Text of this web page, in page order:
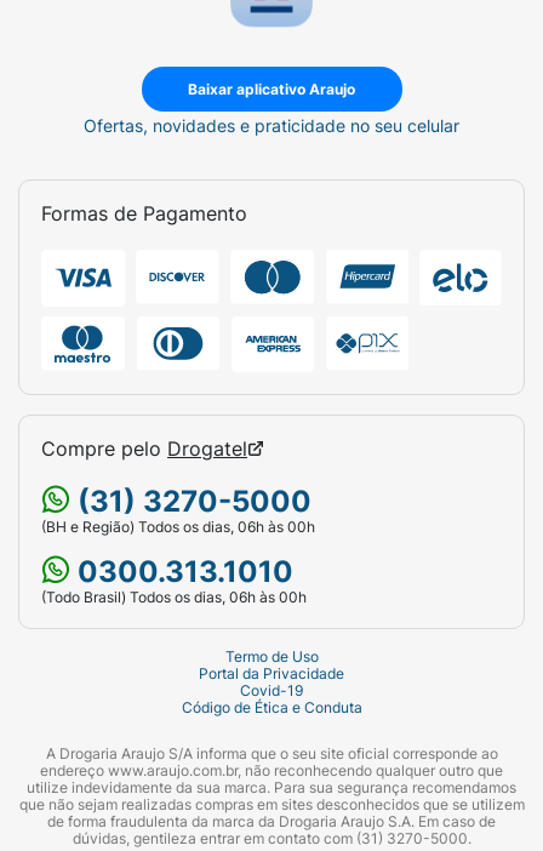
Baixar aplicativo Araujo
Ofertas, novidades e praticidade no seu celular
Formas de Pagamento
Compre pelo Drogatel
(31) 3270-5000
(BH e Região) Todos os dias, 06h às 00h
0300.313.1010
(Todo Brasil) Todos os dias, 06h às 00h
Termo de Uso
Portal da Privacidade
Covid-19
Código de Ética e Conduta
A Drogaria Araujo S/A informa que o seu site oficial corresponde ao
endereço www.araujo.com.br, não reconhecendo qualquer outro que
utilize indevidamente da sua marca. Para sua segurança recomendamos
que não sejam realizadas compras em sites desconhecidos que se utilizem
de forma fraudulenta da marca da Drogaria Araujo S.A. Em caso de
dúvidas, gentileza entrar em contato com (31) 3270-5000.